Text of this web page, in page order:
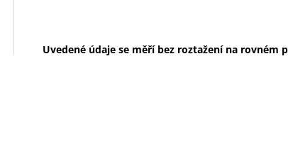
Uvedené údaje se měří bez roztažení na rovném